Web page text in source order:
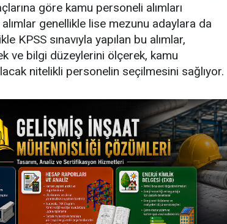
göre kamu personeli alımları
genellikle lise mezunu adaylara da
KPSS sınavıyla yapılan bu alımlar,
ve bilgi düzeylerini ölçerek, kamu
nitelikli personelin seçilmesini sağlıyor.